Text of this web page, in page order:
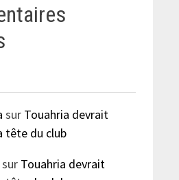
sur Touahria devrait
tête du club
sur Touahria devrait